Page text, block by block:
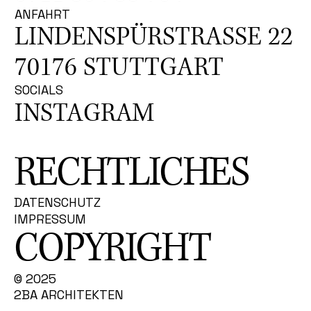
Verzicht auf Balkone gesehen, die die
Kommunikationsmöglichkeiten fördert. Durch
Spiegelung der Fassadenöffnung entsteht eine
abwechslungsreiche Fassade mit hohem
Wiedererkennungswert.
ANFAHRT
LINDENSPÜRSTRASSE 22
70176 STUTTGART
SOCIALS
INSTAGRAM
RECHTLICHES
DATENSCHUTZ
IMPRESSUM
COPYRIGHT
© 2025
2BA ARCHITEKTEN